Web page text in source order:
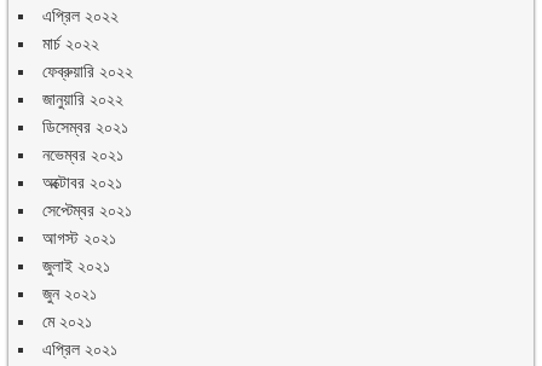
এপ্রিল ২০২২
মার্চ ২০২২
ফেব্রুয়ারি ২০২২
জানুয়ারি ২০২২
ডিসেম্বর ২০২১
নভেম্বর ২০২১
অক্টোবর ২০২১
সেপ্টেম্বর ২০২১
আগস্ট ২০২১
জুলাই ২০২১
জুন ২০২১
মে ২০২১
এপ্রিল ২০২১